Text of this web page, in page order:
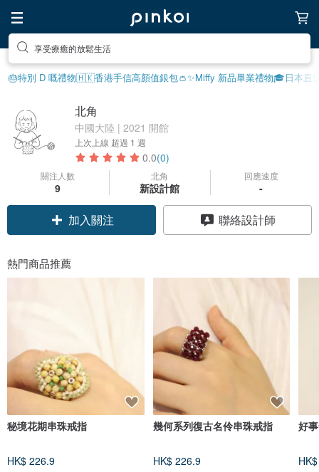
去尋找靈感吧
🎂特別 D 嘅禮物🇭🇰香港手信高顏值銀包👛✨Miffy 新品畢業禮物🎓日本直
北角
中國大陸 | 2021 開館
上次上線 超過 1 週
0.0(0)
關注人數
9
北角
新設計館
回應速度
-
加入關注 聯絡設計師
熱門商品推薦
秘境花期串珠戒指
HK$ 226.9
幾何系列復古名伶串珠戒指
HK$ 226.9
好